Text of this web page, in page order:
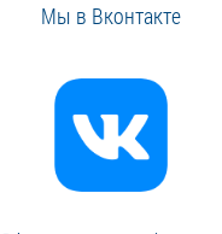
Мы в Вконтакте